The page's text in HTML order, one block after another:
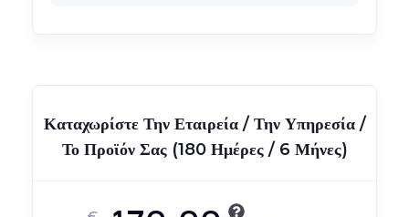
Καταχωρίστε Την Εταιρεία / Την Υπηρεσία /
Το Προϊόν Σας (180 Ημέρες / 6 Μήνες)